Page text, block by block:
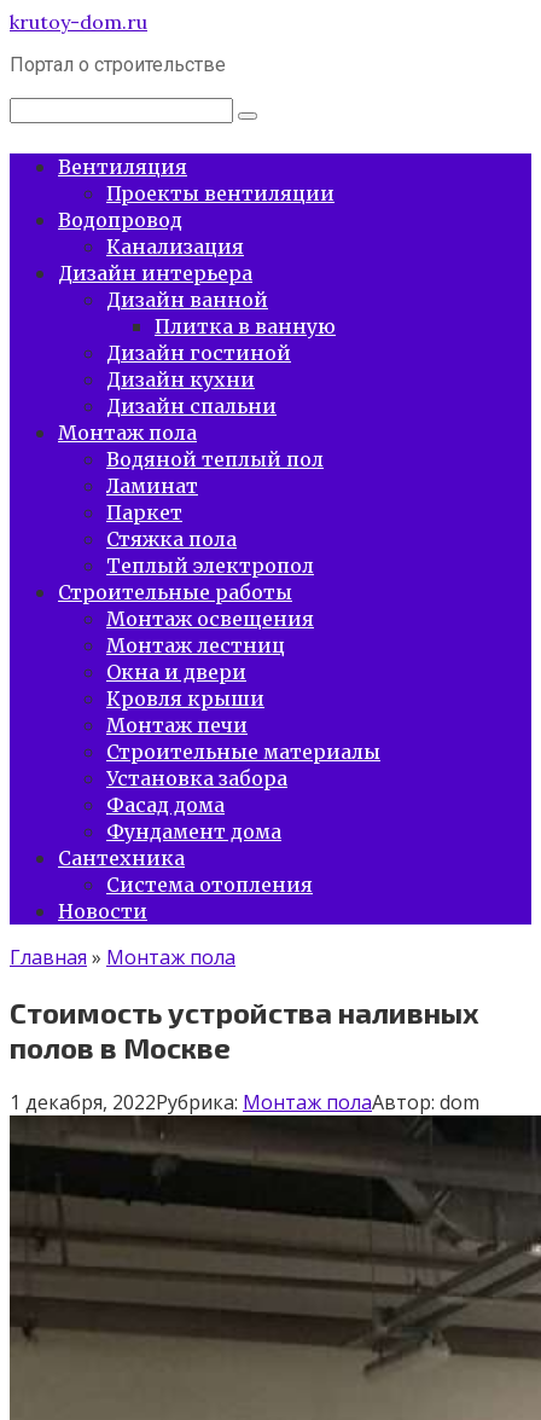
Перейти
контенту
krutoy-dom.ru
Портал о строительстве
Поиск:
Вентиляция
Проекты вентиляции
Водопровод
Канализация
Дизайн интерьера
Дизайн ванной
Плитка в ванную
Дизайн гостиной
Дизайн кухни
Дизайн спальни
Монтаж пола
Водяной теплый пол
Ламинат
Паркет
Стяжка пола
Теплый электропол
Строительные работы
Монтаж освещения
Монтаж лестниц
Окна и двери
Кровля крыши
Монтаж печи
Строительные материалы
Установка забора
Фасад дома
Фундамент дома
Сантехника
Система отопления
Новости
Главная » Монтаж пола
Стоимость устройства наливных
полов в Москве
1 декабря, 2022Рубрика: Монтаж полаАвтор: dom